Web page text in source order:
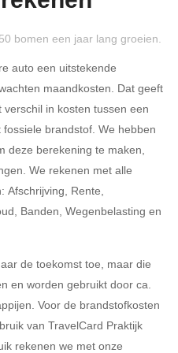
)
Bereken
bomen een jaar lang groeien.
auto een uitstekende
maandkosten. Dat geeft
in kosten tussen een
brandstof. We hebben
deze berekening te maken,
We rekenen met alle
Afschrijving, Rente,
Banden, Wegenbelasting en
de toekomst toe, maar die
en worden gebruikt door ca.
Voor de brandstofkosten
van TravelCard Praktijk
rekenen we met onze